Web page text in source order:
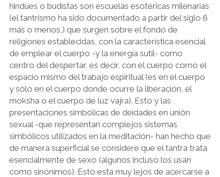
hindúes o budistas son escuelas esotéricas milenarias
(el tantrismo ha sido documentado a partir del siglo 6
más o menos,) que surgen sobre el fondo de
religiones establecidas, con la característica esencial
de emplear el cuerpo -y la energía sutil- como
centro del despertar, es decir, con el cuerpo como el
espacio mismo del trabajo espiritual (es en el cuerpo
y sólo en el cuerpo donde ocurre la liberación, el
moksha o el cuerpo de luz vajra). Esto y las
presentaciones simbólicas de deidades en unión
sexual -que representan complejos sistemas
simbólicos utilizados en la meditación- han hecho que
de manera superficial se considere que el tantra trata
esencialmente de sexo (algunos incluso los usan
como sinónimos). Esto esta muy lejos de acercarse a